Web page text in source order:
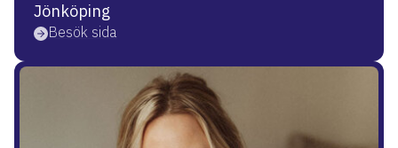
Jönköping
Besök sida